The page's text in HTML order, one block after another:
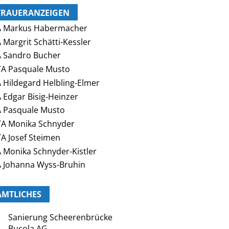
Markus Habermacher
Margrit Schätti-Kessler
Sandro Bucher
Pasquale Musto
Hildegard Helbling-Elmer
Edgar Bisig-Heinzer
Pasquale Musto
Monika Schnyder
Josef Steimen
Monika Schnyder-Kistler
Johanna Wyss-Bruhin
Sanierung Scheerenbrücke